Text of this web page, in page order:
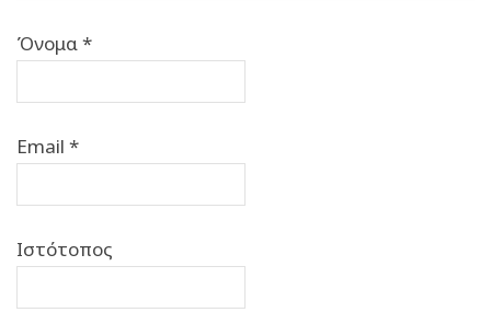
Όνομα*
Email *
Ιστότοπος